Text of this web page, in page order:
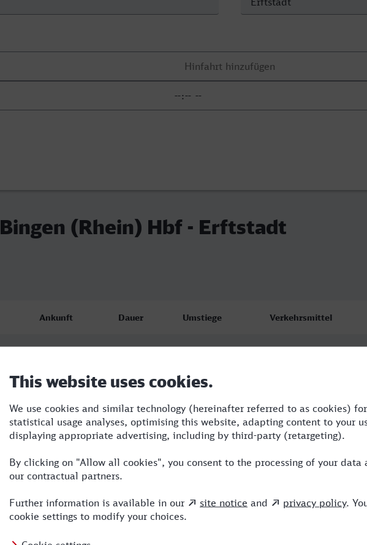
Bingen (Rhein) Hbf - Erftstadt
Ankunft Dauer Umstiege Verkehrsmittel
09:42
Erftstadt
18.08.26
08:42
2:43 2 RE,NX,TR
Erftstadt
18.08.26
2:26 2 RE,NX,TR